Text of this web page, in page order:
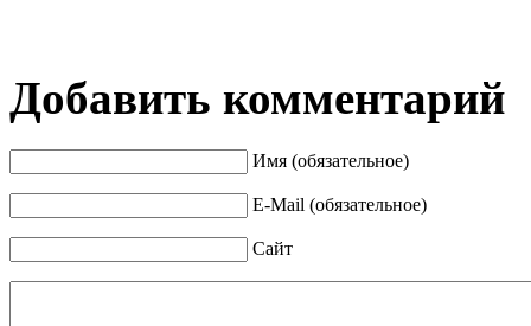
Добавить комментарий
Имя (обязательное)
E-Mail (обязательное)
Сайт